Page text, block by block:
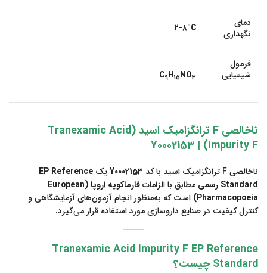
دمای
نگهداری
۲-۸°C
فرمول
شیمیایی
C9H15NO3
ناخالصی F ترانگزامیک اسید (Tranexamic Acid
Impurity F) | Y0002153
ناخالصی F ترانگزامیک اسید با کد Y0002153یک EP Reference
Standard رسمی
مطابق با الزامات
فارماکوپه اروپا (European
Pharmacopoeia) است که به‌منظور انجام آزمون‌های آزمایشگاهی و
کنترل کیفیت در صنایع داروسازی مورد استفاده قرار می‌گیرد.
Tranexamic Acid Impurity F EP Reference
Standard چیست؟